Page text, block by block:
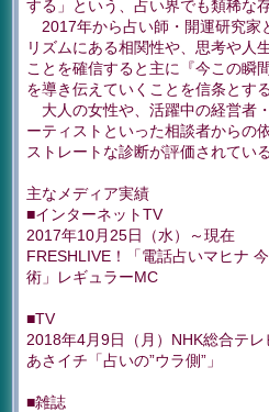
する」という、占い界でも類稀な存
2017年から占い師・開運研究家
リズムにある相関性や、思考や人
ことを確信すると主に『今この瞬
を導き伝えていくことを信条とする
大人の女性や、活躍中の経営者
ーティストといった相談者からの
ストレートな診断が評価されている
主なメディア実績
■インターネットTV
2017年10月25日（水）～現在
FRESHLIVE！「電話占いマヒナ
術」レギュラーMC
■TV
2018年4月9日（月）NHK総合テレ
あさイチ「占いの”ウラ側”」
■雑誌